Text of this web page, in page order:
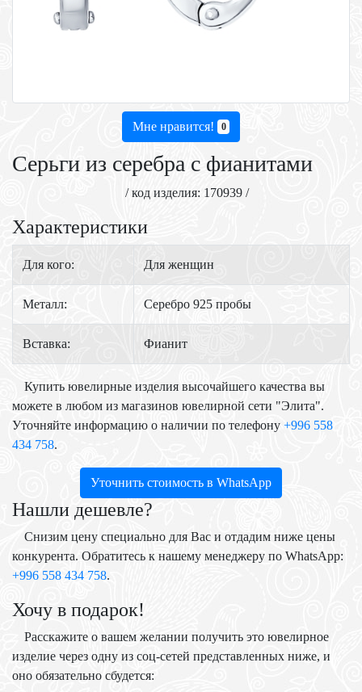
Мне нравится! 0
Серьги из серебра с фианитами
/ код изделия: 170939 /
Характеристики
Для кого: Для женщин
Металл: Серебро 925 пробы
Вставка: Фианит
Купить ювелирные изделия высочайшего качества вы
можете в любом из магазинов ювелирной сети "Элита".
Уточняйте информацию о наличии по телефону +996 558
434 758.
Уточнить стоимость в WhatsApp
Нашли дешевле?
Снизим цену специально для Вас и отдадим ниже цены
конкурента. Обратитесь к нашему менеджеру по WhatsApp:
+996 558 434 758.
Хочу в подарок!
Расскажите о вашем желании получить это ювелирное
изделие через одну из соц-сетей представленных ниже, и
оно обязательно сбудется: